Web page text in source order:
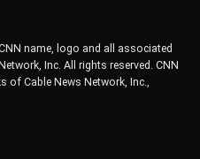
name, logo and all associated
Inc. All rights reserved. CNN
of Cable News Network, Inc.,